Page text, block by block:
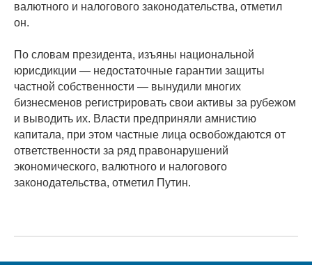
валютного и налогового законодательства, отметил
он.
По словам президента, изъяны национальной
юрисдикции — недостаточные гарантии защиты
частной собственности — вынудили многих
бизнесменов регистрировать свои активы за рубежом
и выводить их. Власти предприняли амнистию
капитала, при этом частные лица освобождаются от
ответственности за ряд правонарушений
экономического, валютного и налогового
законодательства, отметил Путин.